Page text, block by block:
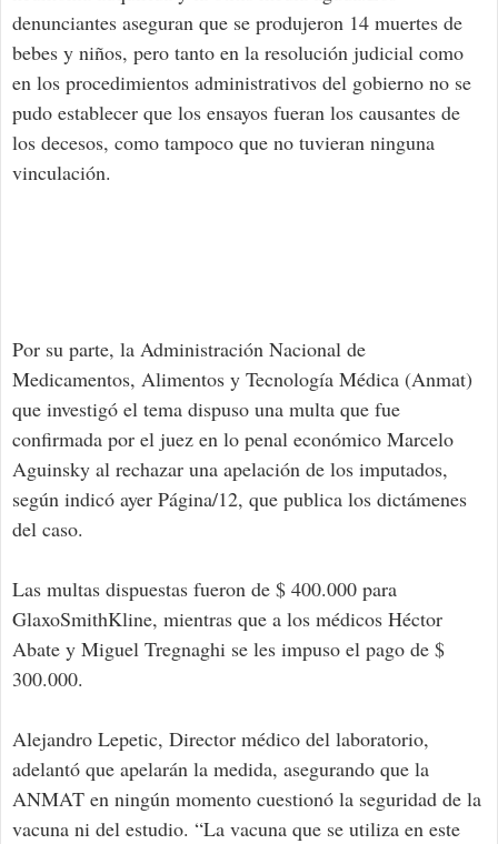
denunciantes aseguran que se produjeron 14 muertes de
bebes y niños, pero tanto en la resolución judicial como
en los procedimientos administrativos del gobierno no se
pudo establecer que los ensayos fueran los causantes de
los decesos, como tampoco que no tuvieran ninguna
vinculación.
Por su parte, la Administración Nacional de
Medicamentos, Alimentos y Tecnología Médica (Anmat)
que investigó el tema dispuso una multa que fue
confirmada por el juez en lo penal económico Marcelo
Aguinsky al rechazar una apelación de los imputados,
según indicó ayer Página/12, que publica los dictámenes
del caso.
Las multas dispuestas fueron de $ 400.000 para
GlaxoSmithKline, mientras que a los médicos Héctor
Abate y Miguel Tregnaghi se les impuso el pago de $
300.000.
Alejandro Lepetic, Director médico del laboratorio,
adelantó que apelarán la medida, asegurando que la
ANMAT en ningún momento cuestionó la seguridad de la
vacuna ni del estudio. “La vacuna que se utiliza en este